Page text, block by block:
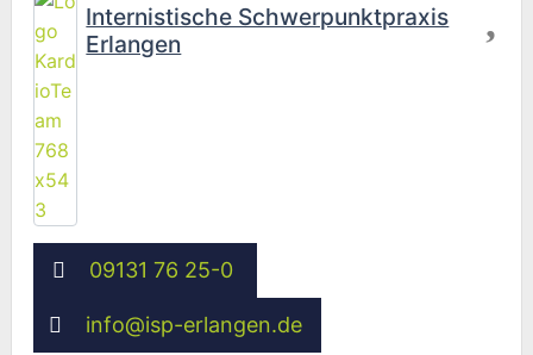
Internistische Schwerpunktpraxis
Erlangen
09131 76 25-0
info@isp-erlangen.de